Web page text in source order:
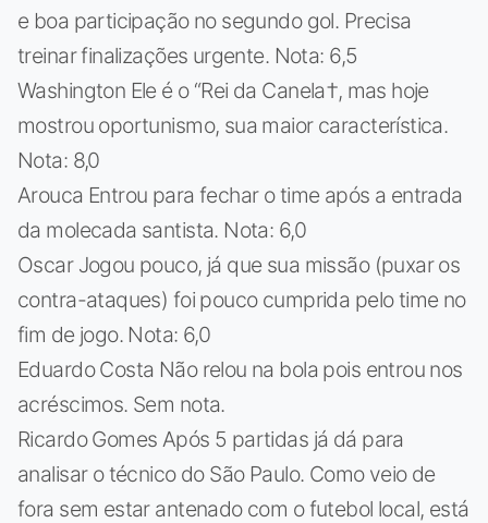
e boa participação no segundo gol. Precisa
treinar finalizações urgente. Nota: 6,5
Washington Ele é o “Rei da Canela†, mas hoje
mostrou oportunismo, sua maior característica.
Nota: 8,0
Arouca Entrou para fechar o time após a entrada
da molecada santista. Nota: 6,0
Oscar Jogou pouco, já que sua missão (puxar os
contra-ataques) foi pouco cumprida pelo time no
fim de jogo. Nota: 6,0
Eduardo Costa Não relou na bola pois entrou nos
acréscimos. Sem nota.
Ricardo Gomes Após 5 partidas já dá para
analisar o técnico do São Paulo. Como veio de
fora sem estar antenado com o futebol local, está